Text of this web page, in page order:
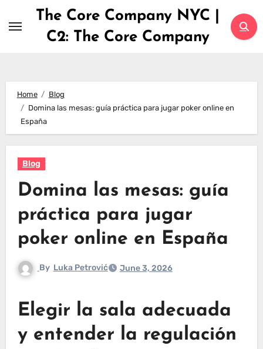
The Core Company NYC |
C2: The Core Company
Home
Blog
Domina las mesas: guía práctica para jugar poker online en
España
Blog
Domina las mesas: guía
práctica para jugar
poker online en España
By Luka Petrović June 3, 2026
Elegir la sala adecuada
y entender la regulación